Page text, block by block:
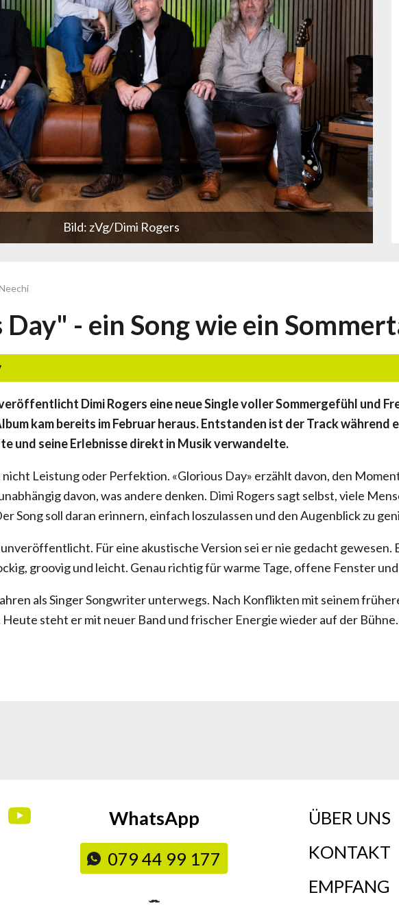
Bild: zVg/Dimi Rogers
- ein Song wie ein
Dimi Rogers eine neue Single voller Sommergefühl und
kam bereits im Februar heraus. Entstanden ist der Track während
und seine Erlebnisse direkt in Musik verwandelte.
Leistung oder Perfektion. «Glorious Day» erzählt davon, den
davon, was andere denken. Dimi Rogers sagt selbst, viele
Song soll daran erinnern, einfach loszulassen und den Augenblick zu
Für eine akustische Version sei er nie gedacht gewesen.
groovig und leicht. Genau richtig für warme Tage, offene Fenster
als Singer Songwriter unterwegs. Nach Konflikten mit seinem
steht er mit neuer Band und frischer Energie wieder auf der Bühne.
WhatsApp
079 44 99 177
ÜBER UNS
KONTAKT
EMPFANG